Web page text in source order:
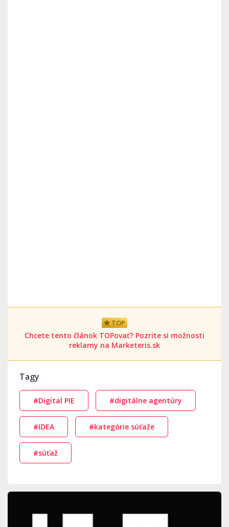
TOP
Chcete tento článok TOPovať? Pozrite si možnosti
reklamy na Marketeris.sk
Tagy
#Digital PIE #digitálne agentúry
#IDEA #kategórie súťaže
#súťaž